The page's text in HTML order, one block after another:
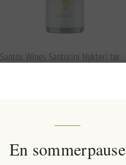
Santos Wines Santorini Nykteri tør
En sommerpause